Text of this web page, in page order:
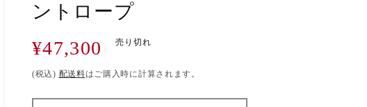
ントロープ
通
価
格
¥47,300 売り切れ
(税込) 配送料はご購入時に計算されます。